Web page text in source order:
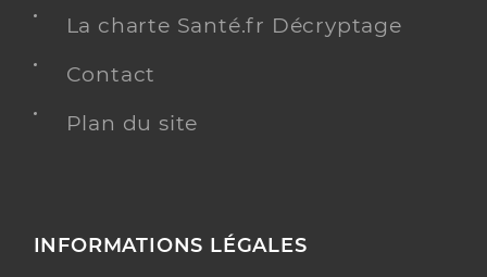
La charte Santé.fr Décryptage
Contact
Plan du site
INFORMATIONS LÉGALES